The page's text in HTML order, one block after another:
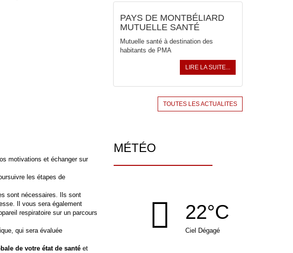
motivations et échanger sur
les étapes de
sont nécessaires. Ils sont
Il vous sera également
respiratoire sur un parcours
qui sera évaluée
de votre état de santé et
PAYS DE MONTBÉLIARD
MUTUELLE SANTÉ
Mutuelle santé à destination des
habitants de PMA
LIRE LA SUITE...
TOUTES LES ACTUALITES
MÉTÉO
22°C
Ciel Dégagé